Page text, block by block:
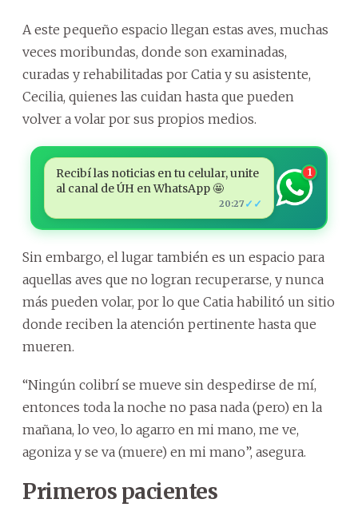
A este pequeño espacio llegan estas aves, muchas
veces moribundas, donde son examinadas,
curadas y rehabilitadas por Catia y su asistente,
Cecilia, quienes las cuidan hasta que pueden
volver a volar por sus propios medios.
Recibí las noticias en tu celular, unite
al canal de ÚH en WhatsApp 🤩
20:27 ✓✓
1
Sin embargo, el lugar también es un espacio para
aquellas aves que no logran recuperarse, y nunca
más pueden volar, por lo que Catia habilitó un sitio
donde reciben la atención pertinente hasta que
mueren.
“Ningún colibrí se mueve sin despedirse de mí,
entonces toda la noche no pasa nada (pero) en la
mañana, lo veo, lo agarro en mi mano, me ve,
agoniza y se va (muere) en mi mano”, asegura.
Primeros pacientes